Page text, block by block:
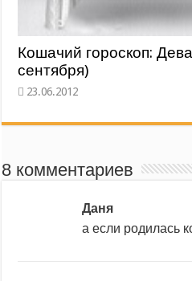
Кошачий гороскоп:
сентября)
8 комментариев
Даня
а если родилась